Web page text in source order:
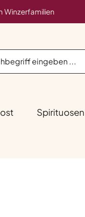
Winzerfamilien
Spirituosen